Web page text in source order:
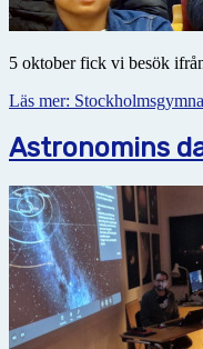
5 oktober fick vi besök
Läs mer:
Astronomins